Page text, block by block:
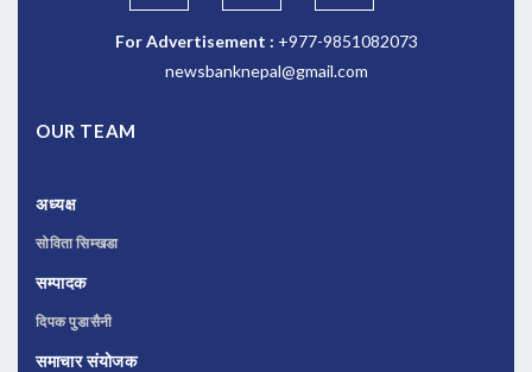
For Advertisement : +977-9851082073
newsbanknepal@gmail.com
OUR TEAM
अध्यक्ष
सोविता सिम्खडा
सम्पादक
दिपक पुडासैनी
समाचार संयोजक